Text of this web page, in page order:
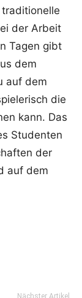
der Arbeit
Tagen gibt
dem
auf dem
die
kann. Das
Studenten
der
auf dem
Nächster Artikel